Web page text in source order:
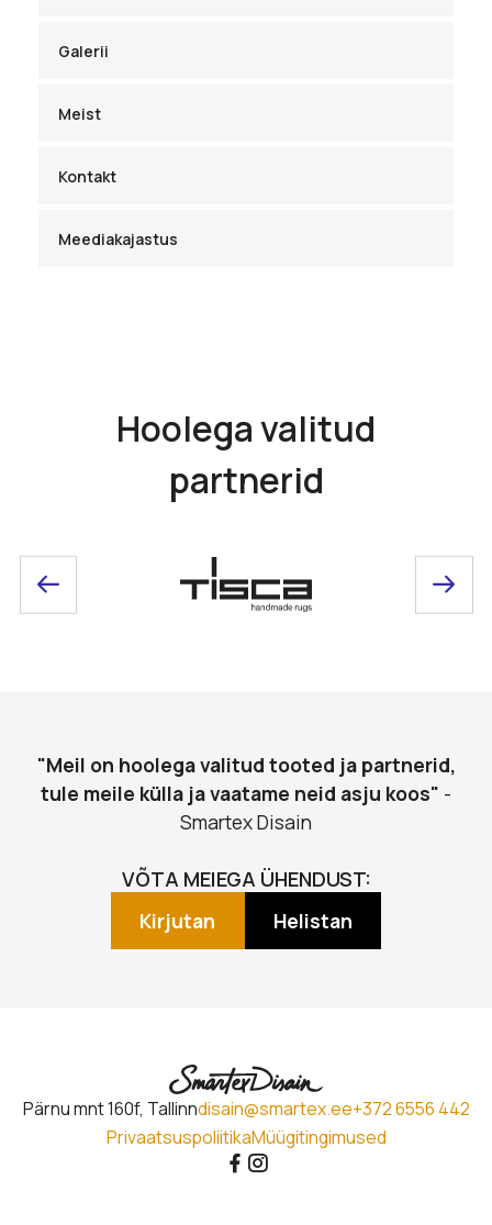
Galerii
Meist
Kontakt
Meediakajastus
Hoolega valitud
partnerid
"Meil on hoolega valitud tooted ja partnerid,
tule meile külla ja vaatame neid asju koos" -
Smartex Disain
VÕTA MEIEGA ÜHENDUST:
Kirjutan Helistan
Pärnu mnt 160f, Tallinndisain@smartex.ee+372 6556 442
PrivaatsuspoliitikaMüügitingimused